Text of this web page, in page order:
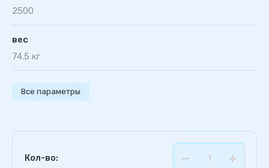
2500
вес
74.5 кг
Все параметры
Кол-во: